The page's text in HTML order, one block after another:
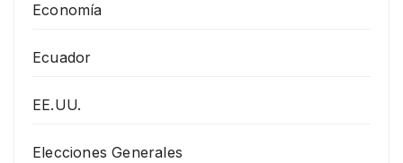
Economía
Ecuador
EE.UU.
Elecciones Generales